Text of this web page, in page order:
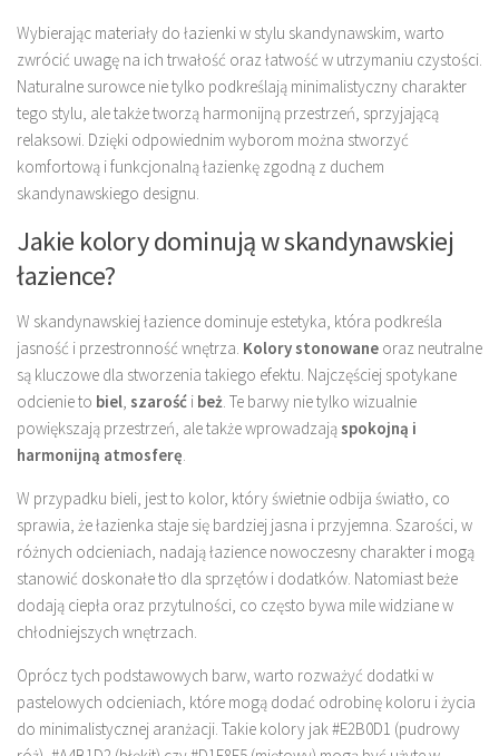
Wybierając materiały do łazienki w stylu skandynawskim, warto
zwrócić uwagę na ich trwałość oraz łatwość w utrzymaniu czystości.
Naturalne surowce nie tylko podkreślają minimalistyczny charakter
tego stylu, ale także tworzą harmonijną przestrzeń, sprzyjającą
relaksowi. Dzięki odpowiednim wyborom można stworzyć
komfortową i funkcjonalną łazienkę zgodną z duchem
skandynawskiego designu.
Jakie kolory dominują w skandynawskiej
łazience?
W skandynawskiej łazience dominuje estetyka, która podkreśla
jasność i przestronność wnętrza. Kolory stonowane oraz neutralne
są kluczowe dla stworzenia takiego efektu. Najczęściej spotykane
odcienie to biel, szarość i beż. Te barwy nie tylko wizualnie
powiększają przestrzeń, ale także wprowadzająspokojną i
harmonijną atmosferę.
W przypadku bieli, jest to kolor, który świetnie odbija światło, co
sprawia, że łazienka staje się bardziej jasna i przyjemna. Szarości, w
różnych odcieniach, nadają łazience nowoczesny charakter i mogą
stanowić doskonałe tło dla sprzętów i dodatków. Natomiast beże
dodają ciepła oraz przytulności, co często bywa mile widziane w
chłodniejszych wnętrzach.
Oprócz tych podstawowych barw, warto rozważyć dodatki w
pastelowych odcieniach, które mogą dodać odrobinę koloru i życia
do minimalistycznej aranżacji. Takie kolory jak #E2B0D1 (pudrowy